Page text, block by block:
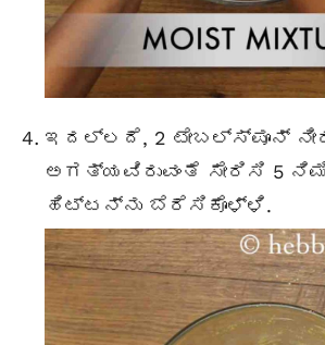
ಇದಲ್ಲದೆ, 2 ಟೇಬಲ್ಸ್ಪೂನ್
ಅಗತ್ಯವಿರುವಂತೆ ಸೇರಿಸಿ 5
ಹಿಟ್ಟನ್ನು ಬೆರೆಸಿಕೊಳ್ಳಿ.